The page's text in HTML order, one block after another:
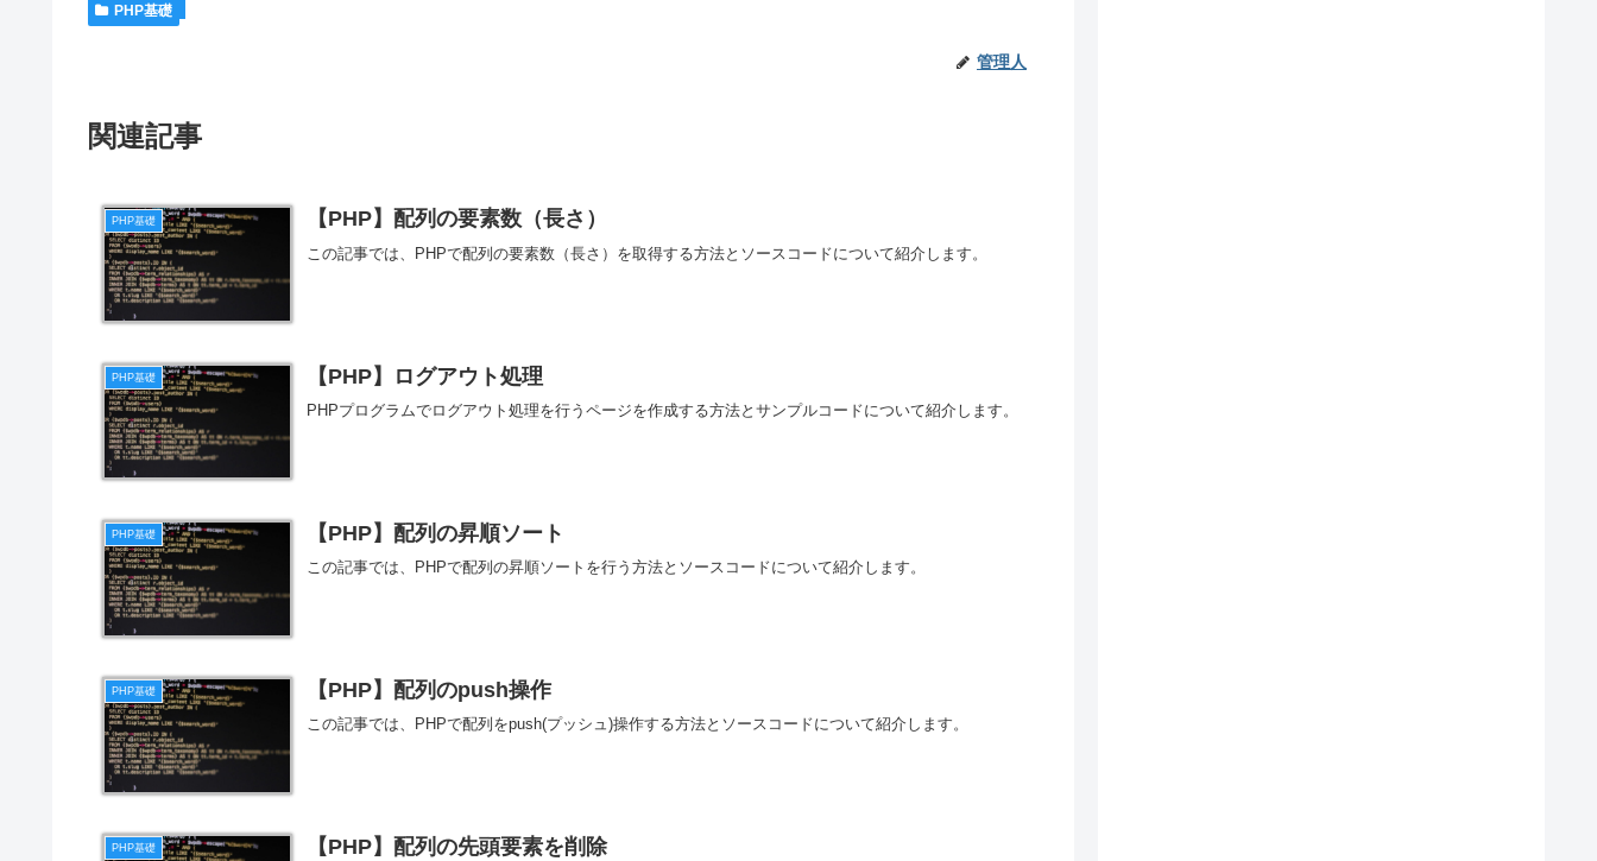
PHP基礎
管理人
関連記事
PHP基礎 【PHP】配列の要素数（長さ）
この記事では、PHPで配列の要素数（長さ）を取得する方法とソースコードについて紹介します。
PHP基礎 【PHP】ログアウト処理
PHPプログラムでログアウト処理を行うページを作成する方法とサンプルコードについて紹介します。
PHP基礎 【PHP】配列の昇順ソート
この記事では、PHPで配列の昇順ソートを行う方法とソースコードについて紹介します。
PHP基礎 【PHP】配列のpush操作
この記事では、PHPで配列をpush(プッシュ)操作する方法とソースコードについて紹介します。
PHP基礎 【PHP】配列の先頭要素を削除